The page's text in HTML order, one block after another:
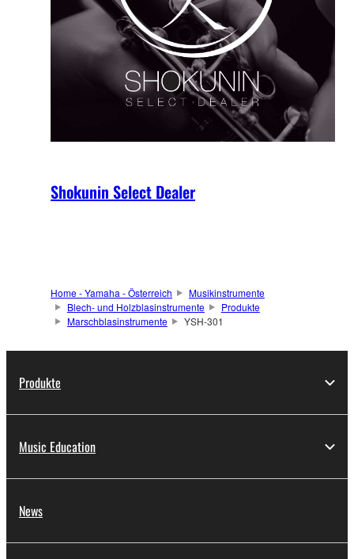
Shokunin Select Dealer
Home - Yamaha - Österreich
Musikinstrumente
Blech- und Holzblasinstrumente
Produkte
Marschblasinstrumente
YSH-301
Produkte
Music Education
News